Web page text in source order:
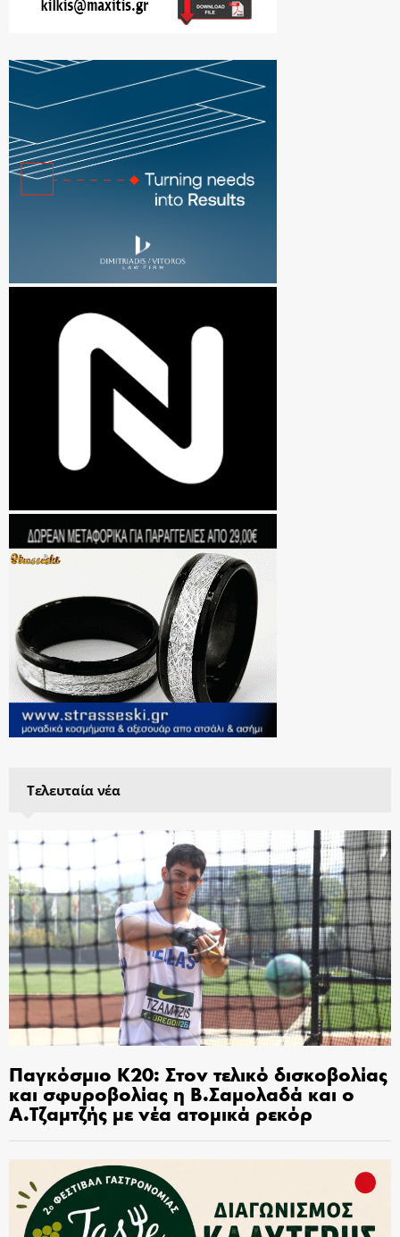
Τελευταία νέα
Παγκόσμιο Κ20: Στον τελικό δισκοβολίας
και σφυροβολίας η Β.Σαμολαδά και ο
Α.Τζαμτζής με νέα ατομικά ρεκόρ